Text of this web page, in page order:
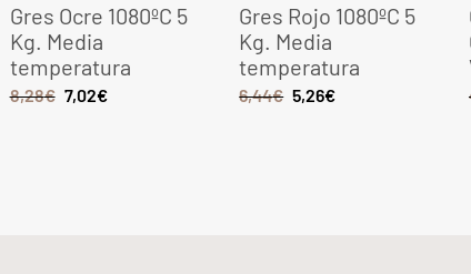
Gres Ocre 1080ºC 5
Kg. Media
temperatura
8,28€ 7,02€
Gres Rojo 1080ºC 5
Kg. Media
temperatura
6,44€ 5,26€